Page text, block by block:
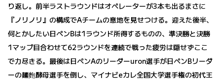
り返し。前半ラストラウンドはオペレーターが3本も出るまさに
『ノリノリ』の構成でAチームの意地を見せつける。迎えた後半、
何とかしたい日ペンBは1ラウンド所得するものの、準決勝と決勝
1マップ目合わせて62ラウンドを連続で戦った疲労は隠せずここ
で力尽きる。最後は日ペンAのリーダーuron選手が日ペンBリーダ
ーの麺麭酵母選手を倒し、マイナビeカレ全国大学選手権の初代王